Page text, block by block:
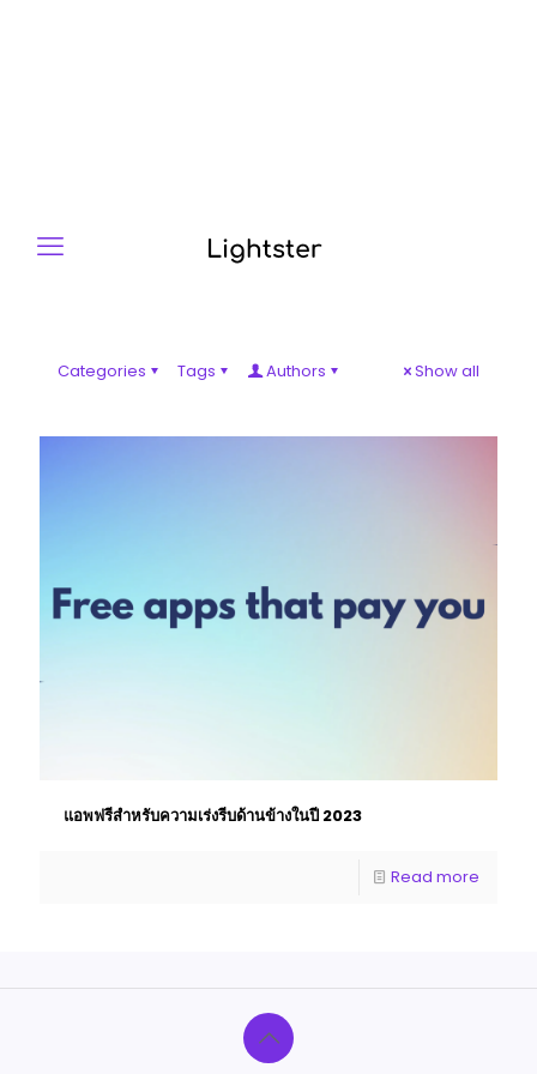
Categories Tags Authors Show all
แอพฟรีสําหรับความเร่งรีบด้านข้างในปี 2023
Read more